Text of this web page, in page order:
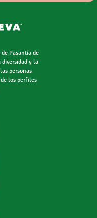
de Pasantía de
diversidad y la
personas
de los perfiles